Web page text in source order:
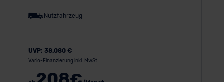
Nutzfahrzeug
UVP: 38.080 €
Vario-Finanzierung inkl. MwSt.